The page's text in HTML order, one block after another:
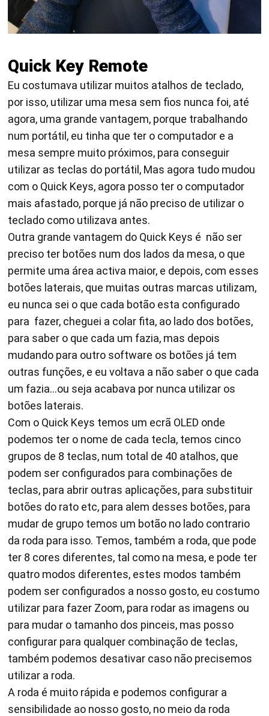
Quick Key Remote
Eu costumava utilizar muitos atalhos de teclado,
por isso, utilizar uma mesa sem fios nunca foi, até
agora, uma grande vantagem, porque trabalhando
num portátil, eu tinha que ter o computador e a
mesa sempre muito próximos, para conseguir
utilizar as teclas do portátil, Mas agora tudo mudou
com o Quick Keys, agora posso ter o computador
mais afastado, porque já não preciso de utilizar o
teclado como utilizava antes.
Outra grande vantagem do Quick Keys é não ser
preciso ter botões num dos lados da mesa, o que
permite uma área activa maior, e depois, com esses
botões laterais, que muitas outras marcas utilizam,
eu nunca sei o que cada botão esta configurado
para fazer, cheguei a colar fita, ao lado dos botões,
para saber o que cada um fazia, mas depois
mudando para outro software os botões já tem
outras funções, e eu voltava a não saber o que cada
um fazia…ou seja acabava por nunca utilizar os
botões laterais.
Com o Quick Keys temos um ecrã OLED onde
podemos ter o nome de cada tecla, temos cinco
grupos de 8 teclas, num total de 40 atalhos, que
podem ser configurados para combinações de
teclas, para abrir outras aplicações, para substituir
botões do rato etc, para alem desses botões, para
mudar de grupo temos um botão no lado contrario
da roda para isso. Temos, também a roda, que pode
ter 8 cores diferentes, tal como na mesa, e pode ter
quatro modos diferentes, estes modos também
podem ser configurados a nosso gosto, eu costumo
utilizar para fazer Zoom, para rodar as imagens ou
para mudar o tamanho dos pinceis, mas posso
configurar para qualquer combinação de teclas,
também podemos desativar caso não precisemos
utilizar a roda.
A roda é muito rápida e podemos configurar a
sensibilidade ao nosso gosto, no meio da roda